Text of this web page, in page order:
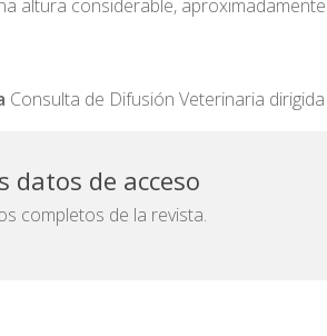
altura considerable,
Consulta de Difusión Veterinaria
datos de acceso
completos de la revista.